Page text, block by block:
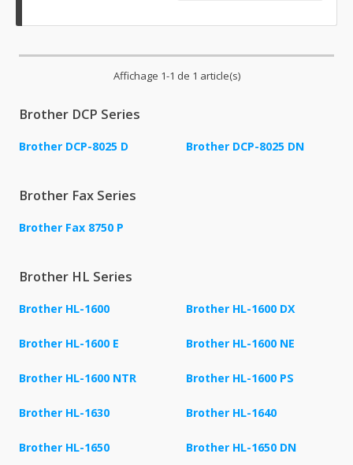
Affichage 1-1 de 1 article(s)
Brother DCP Series
Brother DCP-8025 D Brother DCP-8025 DN
Brother Fax Series
Brother Fax 8750 P
Brother HL Series
Brother HL-1600 Brother HL-1600 DX
Brother HL-1600 E Brother HL-1600 NE
Brother HL-1600 NTR Brother HL-1600 PS
Brother HL-1630 Brother HL-1640
Brother HL-1650 Brother HL-1650 DN